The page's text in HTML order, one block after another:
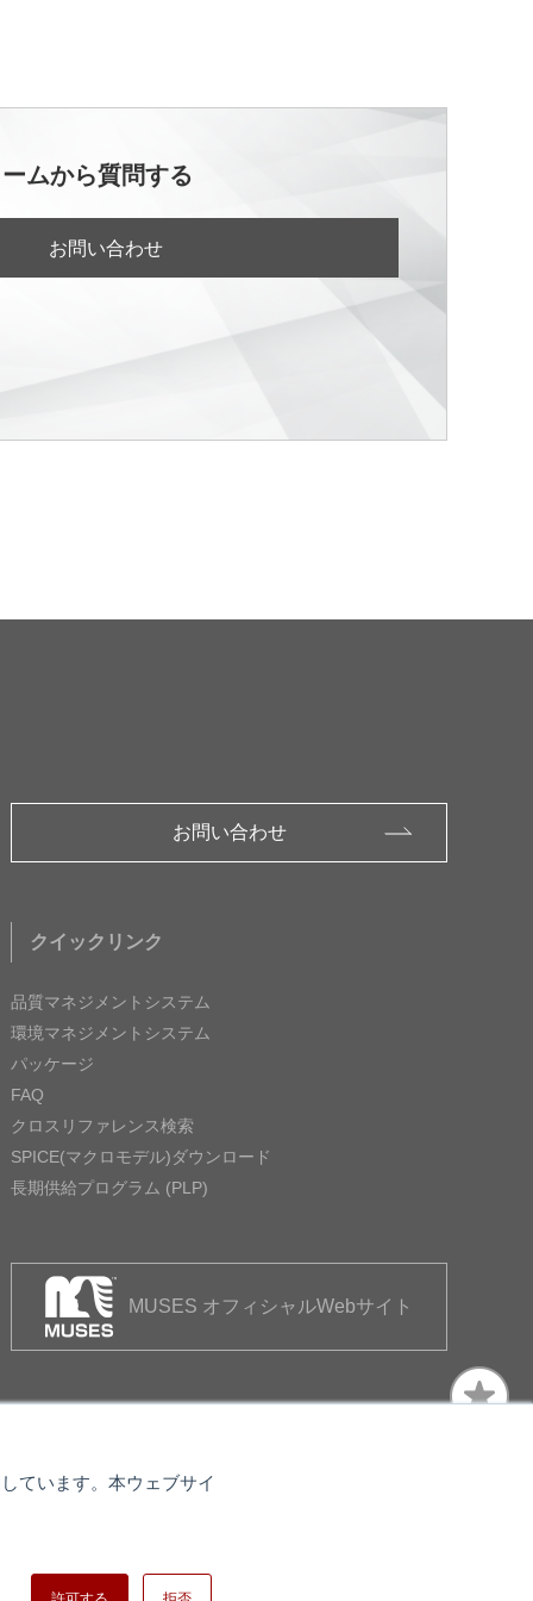
ています。本ウェブサイ
許可する 拒否
ムから質問する
お問い合わせ
お問い合わせ
クイックリンク
品質マネジメントシステム
環境マネジメントシステム
パッケージ
FAQ
クロスリファレンス検索
SPICE(マクロモデル)ダウンロード
長期供給プログラム (PLP)
MUSES オフィシャルWebサイト